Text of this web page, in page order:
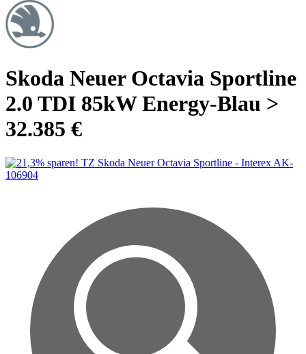
Skoda Neuer Octavia Sportline
2.0 TDI 85kW Energy-Blau >
32.385 €